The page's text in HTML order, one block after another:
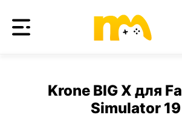
Krone BIG X для
Simulator 19